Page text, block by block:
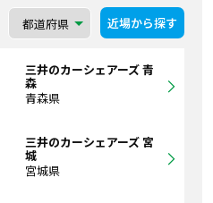
近場から探す
三井のカーシェアーズ 青
森
青森県
三井のカーシェアーズ 宮
城
宮城県